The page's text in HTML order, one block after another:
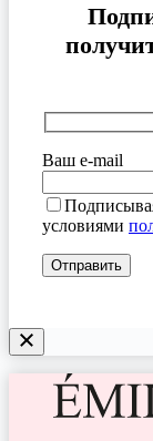
Ваш e-mail
условиями